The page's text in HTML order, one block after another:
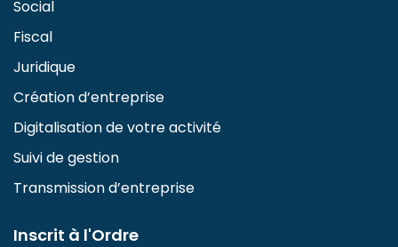
Social
Fiscal
Juridique
Création d’entreprise
Digitalisation de votre activité
Suivi de gestion
Transmission d’entreprise
Inscrit à l'Ordre